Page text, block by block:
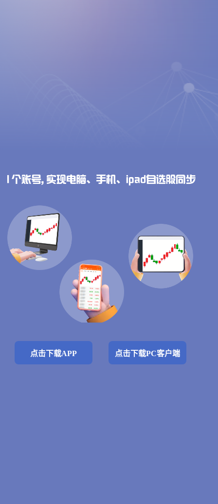
点击下载APP 点击下载PC客户端